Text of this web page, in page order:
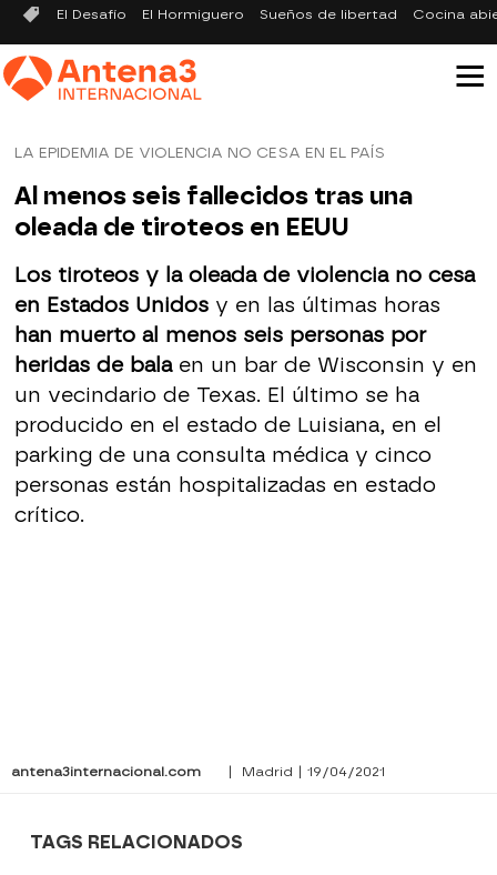
El Desafío El Hormiguero Sueños de libertad Cocina
LA EPIDEMIA DE VIOLENCIA NO CESA EN EL PAÍS
Al menos seis fallecidos tras una
oleada de tiroteos en EEUU
Los tiroteos y la oleada de violencia no cesa
en Estados Unidosy en las últimas horas
han muerto al menos seis personas por
heridas de bala en un bar de Wisconsin y en
un vecindario de Texas. El último se ha
producido en el estado de Luisiana, en el
parking de una consulta médica y cinco
personas están hospitalizadas en estado
crítico.
antena3internacional.com | Madrid | 19/04/2021
TAGS RELACIONADOS